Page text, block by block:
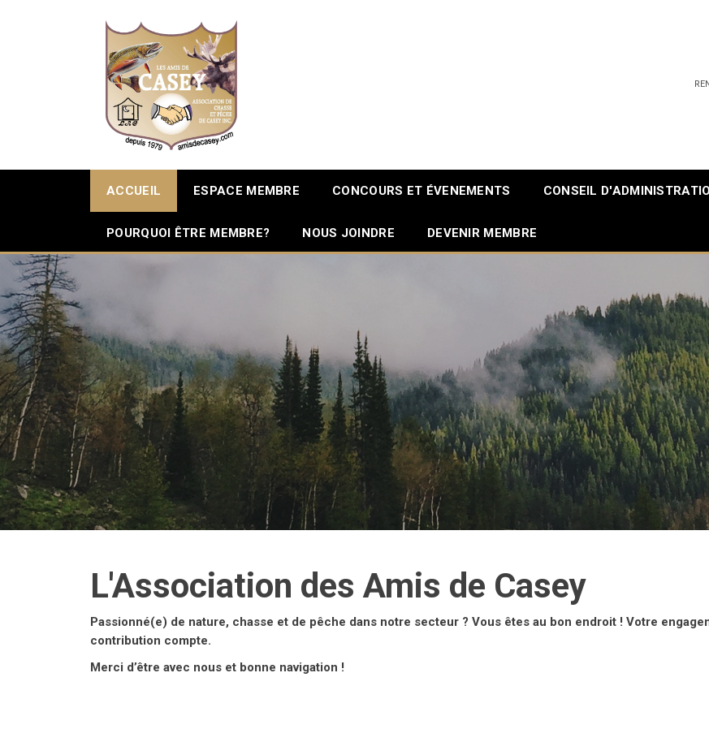
ACCUEIL ESPACE MEMBRE CONCOURS ET ÉVENEMENTS CONSEIL
POURQUOI ÊTRE MEMBRE? NOUS JOINDRE DEVENIR MEMBRE
L'Association des Amis de Casey
Passionné(e) de nature, chasse et de pêche dans notre secteur ? Vous êtes au bon endroit ! Votre
contribution compte.
Merci d’être avec nous et bonne navigation !